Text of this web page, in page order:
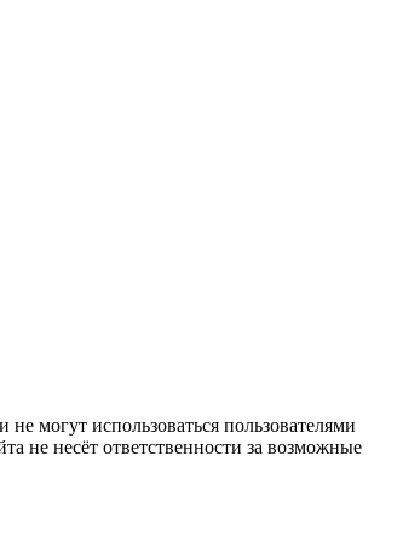
могут использоваться пользователями
не несёт ответственности за возможные